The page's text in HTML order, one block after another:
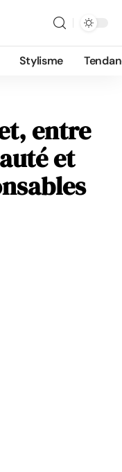
Stylisme
entre
et